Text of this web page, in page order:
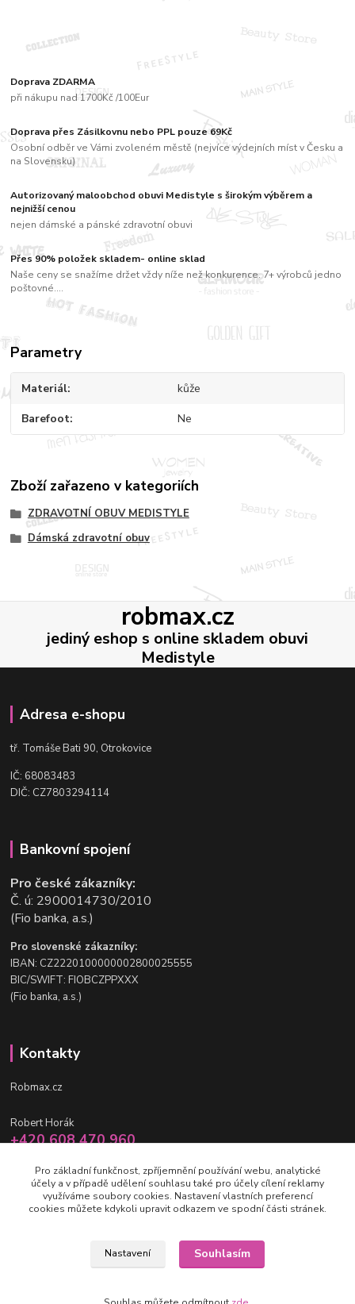
Doprava ZDARMA
při nákupu nad 1700Kč /100Eur
Doprava přes Zásilkovnu nebo PPL pouze 69Kč
Osobní odběr ve Vámi zvoleném městě (nejvíce výdejních míst v Česku a
na Slovensku)
Autorizovaný maloobchod obuvi Medistyle s širokým výběrem a
nejnižší cenou
nejen dámské a pánské zdravotní obuvi
Přes 90% položek skladem- online sklad
Naše ceny se snažíme držet vždy níže než konkurence. 7+ výrobců jedno
poštovné....
Parametry
Materiál kůže
Barefoot Ne
Zboží zařazeno v kategoriích
ZDRAVOTNÍ OBUV MEDISTYLE
Dámská zdravotní obuv
robmax.cz
jediný eshop s online skladem obuvi
Medistyle
Adresa e-shopu
tř. Tomáše Bati 90, Otrokovice
IČ: 68083483
DIČ: CZ7803294114
Bankovní spojení
Pro české zákazníky:
Č. ú: 2900014730/2010
(Fio banka, a.s.)
Pro slovenské zákazníky:
IBAN: CZ2220100000002800025555
BIC/SWIFT: FIOBCZPPXXX
(Fio banka, a.s.)
Kontakty
Robmax.cz
Robert Horák
+420 608 470 960
info@robmax.cz
(c) Robmax 2015 - 2026
Pro základní funkčnost, zpříjemnění používání webu, analytické
účely a v případě udělení souhlasu také pro účely cílení reklamy
využíváme soubory cookies. Nastavení vlastních preferencí
cookies můžete kdykoli upravit odkazem ve spodní části stránek.
Nastavení Souhlasím